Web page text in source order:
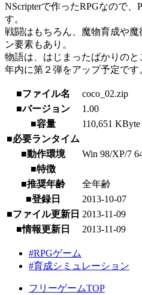
NScripterで作ったRPGなので、
す。
戦闘はもちろん、魔物育成や
ン要素もあり。
物語は、はじまったばかりのと
年内に第２弾をアップ予定です
■ファイル名
coco_02.zip
■バージョン
1.00
■容量
110,651 KByte
■必要ランタイム
■動作環境
Win 98/XP/7
■特徴
■推奨年齢
全年齢
■登録日
2013-10-07
■ファイル更新日 2013-11-09
■情報更新日
2013-11-09
#RPGゲーム
#育成シミュレーション
フリーゲームTOP